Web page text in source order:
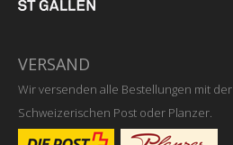
VERSAND
Wir versenden alle Bestellungen mit der
Schweizerischen Post oder Planzer.